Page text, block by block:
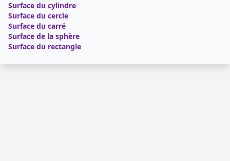
Surface du cylindre
Surface du cercle
Surface du carré
Surface de la sphère
Surface du rectangle